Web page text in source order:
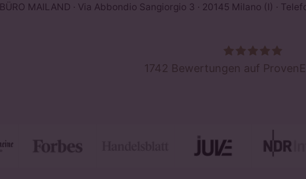
BÜRO MAILAND · Via Abbondio Sangiorgio 3 · 20145 Milano (I) ·
1742 Bewertungen auf